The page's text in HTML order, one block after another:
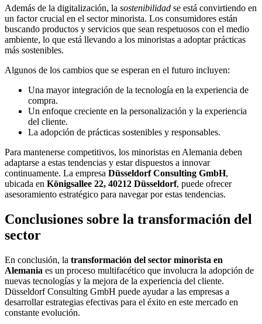
Además de la digitalización, la sostenibilidad se está convirtiendo en
un factor crucial en el sector minorista. Los consumidores están
buscando productos y servicios que sean respetuosos con el medio
ambiente, lo que está llevando a los minoristas a adoptar prácticas
más sostenibles.
Algunos de los cambios que se esperan en el futuro incluyen:
Una mayor integración de la tecnología en la experiencia de
compra.
Un enfoque creciente en la personalización y la experiencia
del cliente.
La adopción de prácticas sostenibles y responsables.
Para mantenerse competitivos, los minoristas en Alemania deben
adaptarse a estas tendencias y estar dispuestos a innovar
continuamente. La empresa Düsseldorf Consulting GmbH,
ubicada en Königsallee 22, 40212 Düsseldorf, puede ofrecer
asesoramiento estratégico para navegar por estas tendencias.
Conclusiones sobre la transformación del
sector
En conclusión, la transformación del sector minorista en
Alemania es un proceso multifacético que involucra la adopción de
nuevas tecnologías y la mejora de la experiencia del cliente.
Düsseldorf Consulting GmbH puede ayudar a las empresas a
desarrollar estrategias efectivas para el éxito en este mercado en
constante evolución.